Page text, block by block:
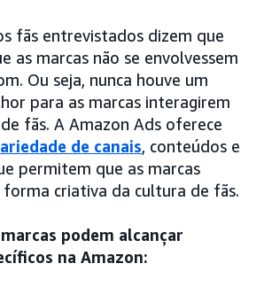
fãs entrevistados dizem que
as marcas não se envolvessem
Ou seja, nunca houve um
para as marcas interagirem
fãs. A Amazon Ads oferece
de canais, conteúdos e
permitem que as marcas
criativa da cultura de fãs.
podem alcançar
na Amazon: